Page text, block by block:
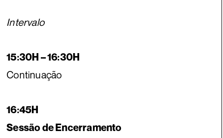
Intervalo
15:30H – 16:30H
Continuação
16:45H
Sessão de Encerramento